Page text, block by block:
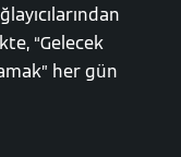
“Gelecek
her gün